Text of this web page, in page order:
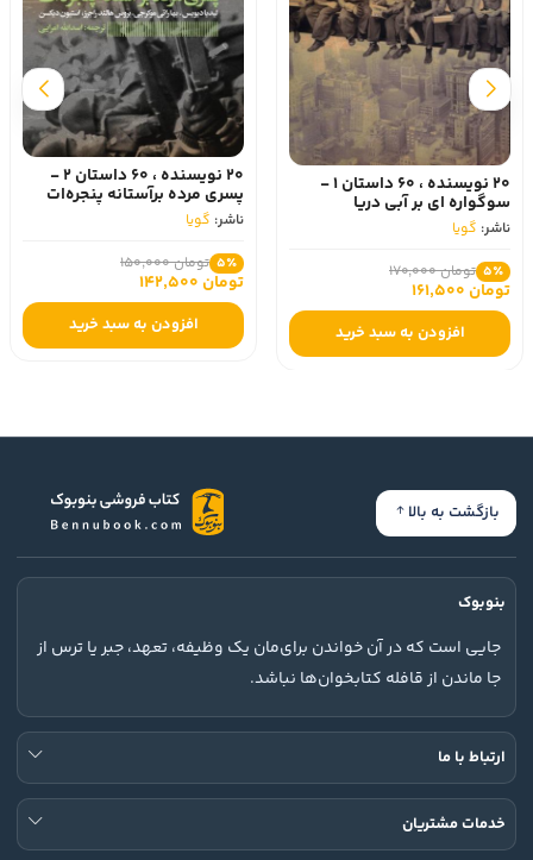
20 نویسنده ، 60 داستان 1 -
سوگواره‌ ای‌ بر‌ آبی‌ دریا
ناشر: گویا
5٪ تومان 170,000
تومان 161,500
افزودن به سبد خرید
20 نویسنده ، 60 داستان 2 -
پسری‌ مرده‌ بر‌آستانه‌ پنجره‌ات
ناشر: گویا
5٪ تومان 150,000
تومان 142,500
افزودن به سبد خرید
بازگشت به بالا
بنوبوک
جایی است که در آن خواندن برای‌مان یک وظیفه، تعهد، جبر یا ترس از
جا ماندن از قافله کتابخوان‌ها نباشد.
ارتباط با ما
خدمات مشتریان